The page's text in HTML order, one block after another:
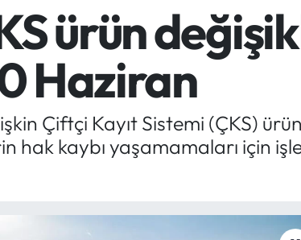
ürün
Haziran
Çiftçi Kayıt Sistemi (ÇKS)
hak kaybı yaşamamaları için